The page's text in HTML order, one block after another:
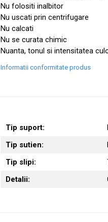
Nu folositi inalbitor
Nu uscati prin centrifugare
Nu calcati
Nu se curata chimic
Nuanta, tonul si intensitatea
Informatii conformitate produs
Tip suport:
Tip sutien:
Tip slipi:
Detalii: